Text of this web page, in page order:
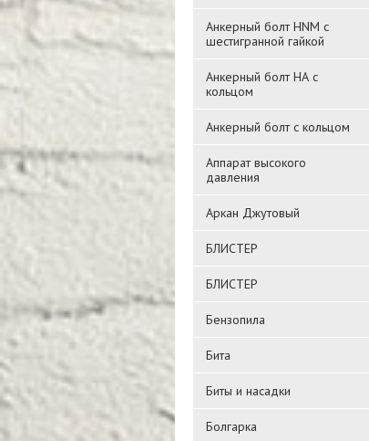
Анкерный болт HNM с
шестигранной гайкой
Анкерный болт НА с
кольцом
Анкерный болт с кольцом
Аппарат высокого
давления
Аркан Джутовый
БЛИСТЕР
БЛИСТЕР
Бензопила
Бита
Биты и насадки
Болгарка